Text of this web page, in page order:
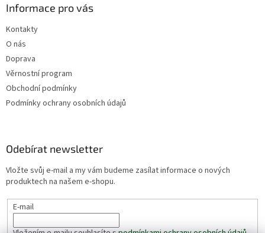
Informace pro vás
Kontakty
O nás
Doprava
Věrnostní program
Obchodní podmínky
Podmínky ochrany osobních údajů
Odebírat newsletter
Vložte svůj e-mail a my vám budeme zasílat informace o nových
produktech na našem e-shopu.
E-mail